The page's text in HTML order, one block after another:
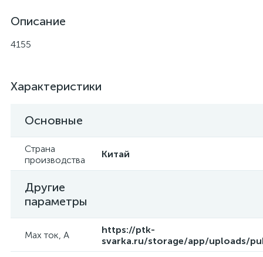
Описание
4155
Характеристики
Основные
Страна
производства
Китай
Другие
параметры
Max ток, А
https://ptk-
svarka.ru/storage/app/uploads/